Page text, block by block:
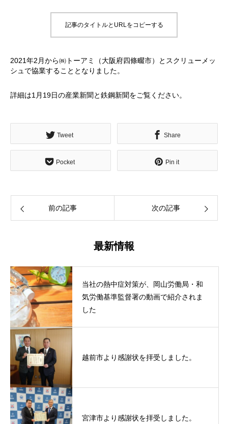
記事のタイトルとURLをコピーする
2021年2月から㈱トーアミ（大阪府四條畷市）とスクリューメッ
シュで協業することとなりました。
詳細は1月19日の産業新聞と鉄鋼新聞をご覧ください。
Tweet Share
Pocket Pin it
前の記事 次の記事
最新情報
当社の熱中症対策が、岡山労働局・和
気労働基準監督署の動画で紹介されま
した
越前市より感謝状を拝受しました。
宮津市より感謝状を拝受しました。